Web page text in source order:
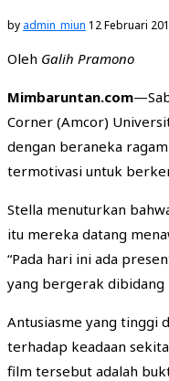
by admin_miun 12 Februari
Oleh Galih Pramono
Mimbaruntan.com
Corner (Amcor)
dengan beraneka
termotivasi untuk
Stella menuturkan
itu mereka datang
“Pada hari ini ada
yang bergerak dibidang
Antusiasme yang tinggi
terhadap keadaan
film tersebut adalah